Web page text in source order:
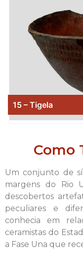
15 – Tigela
Como
Um conjunto de
margens do Rio
descobertos
peculiares e
conhecia em
ceramistas do
a Fase Una que